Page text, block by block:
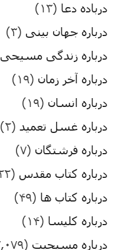
درباده دعا (۱۳)
درباره جهان بینی (۳)
درباره زندگی مسیحی
درباره آخر زمان (۱۹)
درباره انسان (۱۹)
درباره غسل تعمید (۲)
درباره فرشتگان (۷)
درباره کتاب مقدس (۲۲)
درباره کتاب ها (۴۹)
درباره کلیسا (۱۴)
درباره مسیحیت (۳,۰۷۹)